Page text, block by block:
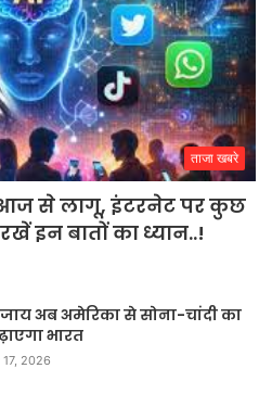
ताजा खबरे
से लागू, इंटरनेट पर कुछ
इन बातों का ध्यान..!
अब अमेरिका से सोना-चांदी का
भारत
17, 2026